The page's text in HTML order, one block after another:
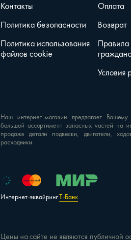
Контакты
Политика безопасности
Политика использования
файлов cookie
Оплата
Возврат
Условия
Наш интернет-магазин предлагает
большой ассортимент запасных частей на
продаже детали подвески, двигатели,
расходники.
Интернет-эквайрингТ-Банк
Цены на сайте не являются публичной